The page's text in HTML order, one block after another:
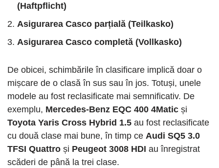
(Haftpflicht)
Asigurarea Casco parțială (Teilkasko)
Asigurarea Casco completă (Vollkasko)
De obicei, schimbările în clasificare implică doar o
mișcare de o clasă în sus sau în jos. Totuși, unele
modele au fost reclasificate mai semnificativ. De
exemplu, Mercedes-Benz EQC 400 4Matic și
Toyota Yaris Cross Hybrid 1.5 au fost reclasificate
cu două clase mai bune, în timp ce Audi SQ5 3.0
TFSI Quattro și Peugeot 3008 HDI au înregistrat
scăderi de până la trei clase.